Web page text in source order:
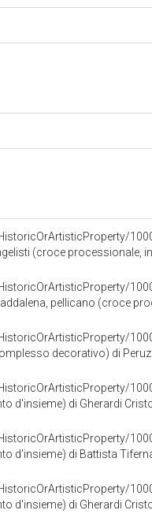
(croce processionale,
pellicano (croce
decorativo) di
d'insieme) di Gherardi
d'insieme) di Battista
d'insieme) di Gherardi